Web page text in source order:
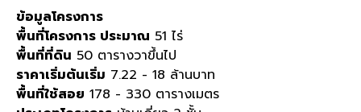
ข้อมูลโครงการ
พื้นที่โครงการ ประมาณ 51 ไร่
พื้นที่ที่ดิน 50 ตารางวาขึ้นไป
ราคาเริ่มต้นเริ่ม 7.22 - 18 ล้านบาท
พื้นที่ใช้สอย 178 - 330 ตารางเมตร